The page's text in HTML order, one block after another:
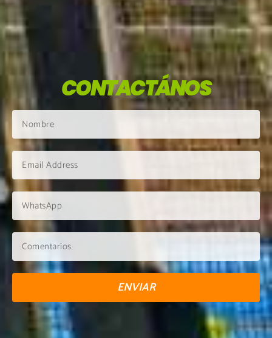
CONTACTÁNOS
ENVIAR